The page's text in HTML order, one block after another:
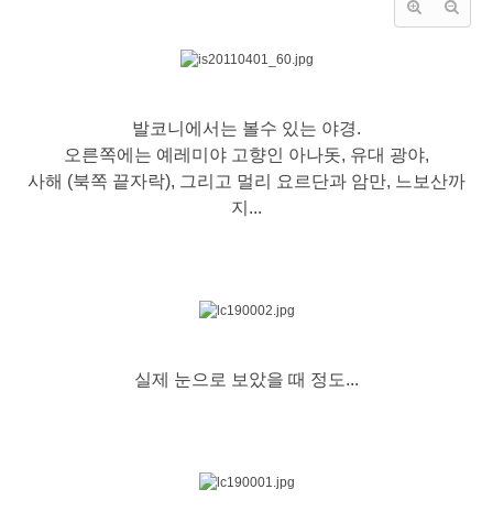
발코니에서는 볼수 있는 야경.
오른쪽에는 예레미야 고향인 아나돗, 유대 광야,
사해 (북쪽 끝자락), 그리고 멀리 요르단과 암만, 느보산까
지...
실제 눈으로 보았을 때 정도...